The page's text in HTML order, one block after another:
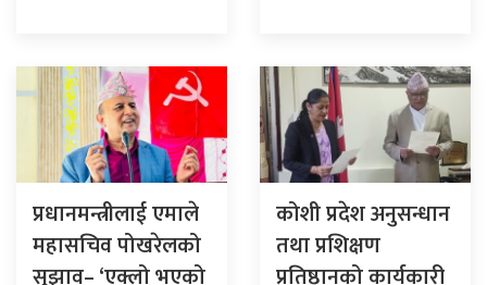
प्रधानमन्त्रीलाई एमाले
महासचिव पोखरेलको
सुझाव– ‘एक्लो भएको
कोशी प्रदेश अनुसन्धान
तथा प्रशिक्षण
प्रतिष्ठानको कार्यकारी